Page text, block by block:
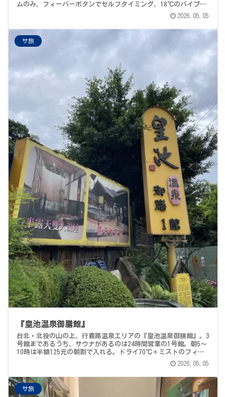
ムのみ、フィーバーボタンでセルフタイミング、18℃のバイブラ
水風呂。サウナ目的だと物足りないけれど、温泉込みで充分楽し
2026.05.05
サ旅
『皇池温泉御膳館』
台北・北投の山の上、行義路温泉エリアの『皇池温泉御膳館』。3
号館まであるうち、サウナがあるのは24時間営業の1号館。朝5〜
10時は半額125元の朝割で入れる。ドライ70℃＋ミストのフィー
バー、円形の水風呂は平塚グリーンサウナそっくりで、なつかし
2026.05.05
サ旅